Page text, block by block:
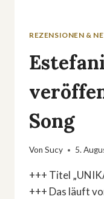
REZENSIONEN &
Song
Von Sucy 5.
+++ Titel
+++ Das läuft